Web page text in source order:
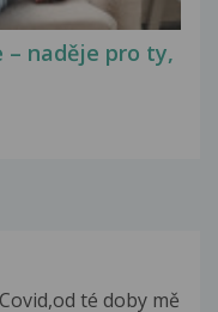
naděje pro ty,
té doby mě